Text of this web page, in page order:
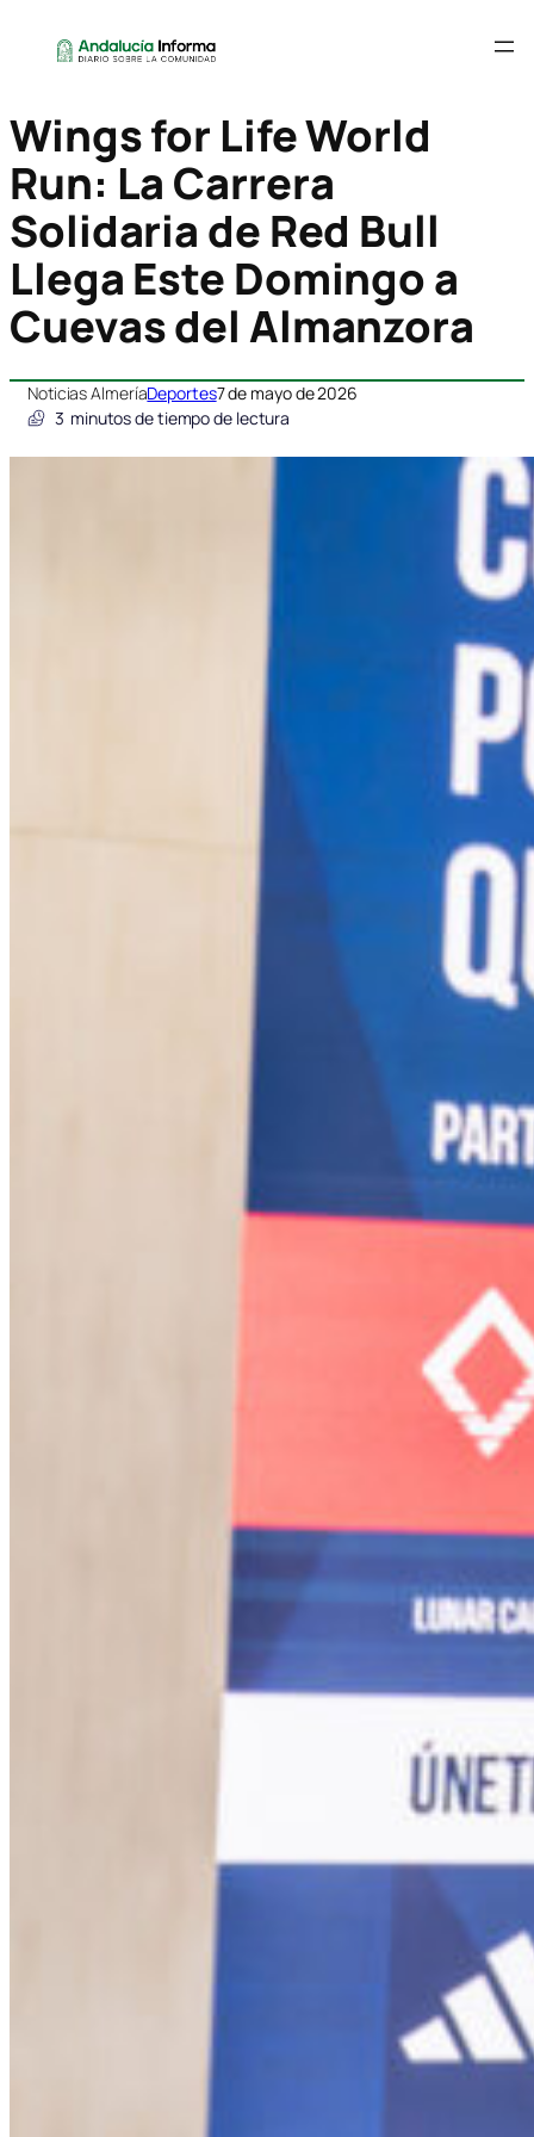
Wings for Life World
Run: La Carrera
Solidaria de Red Bull
Llega Este Domingo a
Cuevas del Almanzora
Noticias AlmeríaDeportes7 de mayo de 2026
3 minutos de tiempo de lectura